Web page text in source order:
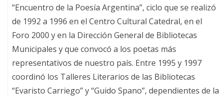
“Encuentro de la Poesía Argentina”, ciclo que se realizó
de 1992 a 1996 en el Centro Cultural Catedral, en el
Foro 2000 y en la Dirección General de Bibliotecas
Municipales y que convocó a los poetas más
representativos de nuestro país. Entre 1995 y 1997
coordinó los Talleres Literarios de las Bibliotecas
“Evaristo Carriego” y “Guido Spano”, dependientes de la